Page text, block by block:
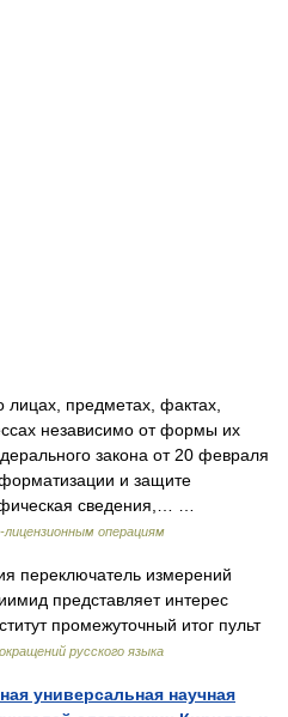
предметах, фактах,
независимо от формы их
закона от 20 февраля
и защите
сведения,… …
операциям
переключатель измерений
представляет интерес
промежуточный итог пульт
русского языка
универсальная научная